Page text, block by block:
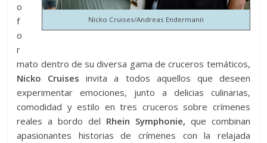
Nicko Cruises/Andreas Endermann
o
f
o
r
mato dentro de su diversa gama de cruceros temáticos,
Nicko Cruises invita a todos aquellos que deseen
experimentar emociones, junto a delicias culinarias,
comodidad y estilo en tres cruceros sobre crímenes
reales a bordo del Rhein Symphonie, que combinan
apasionantes historias de crímenes con la relajada